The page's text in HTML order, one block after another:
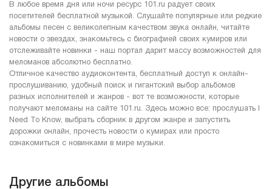
В любое время дня или ночи ресурс 101.ru радует своих
посетителей бесплатной музыкой. Слушайте популярные или редкие
альбомы песен с великолепным качеством звука онлайн, читайте
новости о звездах, знакомьтесь с биографией своих кумиров или
отслеживайте новинки - наш портал дарит массу возможностей для
меломанов абсолютно бесплатно.
Отличное качество аудиоконтента, бесплатный доступ к онлайн-
прослушиванию, удобный поиск и гигантский выбор альбомов
разных исполнителей и жанров - вот те возможности, которые
получают меломаны на сайте 101.ru. Здесь можно все: прослушать I
Need To Know, выбрать сборник в другом жанре и запустить
дорожки онлайн, прочесть новости о кумирах или просто
ознакомиться с новинками в мире музыки.
Другие альбомы